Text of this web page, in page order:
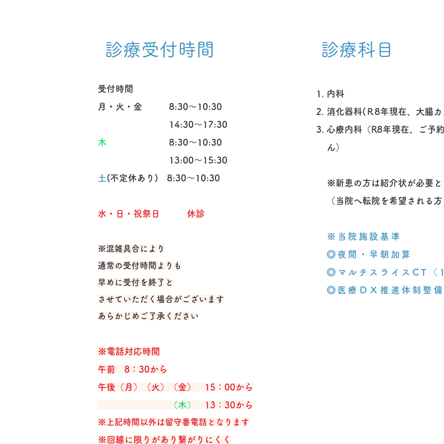
診療受付時間
受付時間
​月・火・金 8:30～10:30
14:30～17:30
木 8:30～10:30
13:00～15:30
土(不定休あり) 8:30～10:30
​水・日・祝祭日 休診
※混雑具合により
通常の受付時間よりも
早めに受付を終了と
させていただく場合がございます
​あらかじめご了承ください
※電話対応時間
午前 8：30から​
午後 （月）（火）（金） 15：00から
（木）
13：30から
※上記時間以外は留守番電話となります
※回線に限りがあり繋がりにくく
診療科目
内科
消化器科(Ｒ8年現在、大腸カ
​心療内科 （R8年現在、ご予
ん）
※​新患の方は紹介状が必要と
（当院へ転院を希望される
※当院施設基準
◎夜間・早朝加算
◎マルチスライスCT（
​◎医療ＤＸ推進体制整備